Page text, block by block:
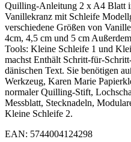
Quilling-Anleitung 2 x A4 Blatt
Vanillekranz mit Schleife
verschiedene Größen von
4cm, 4,5 cm und 5 cm
Tools: Kleine Schleife 1 und
machst Enthält Schritt-für-
dänischen Text. Sie benötigen
Werkzeug, Karen Marie
normaler Quilling-Stift,
Messblatt, Stecknadeln,
Kleine Schleife 2.
EAN: 5744004124298